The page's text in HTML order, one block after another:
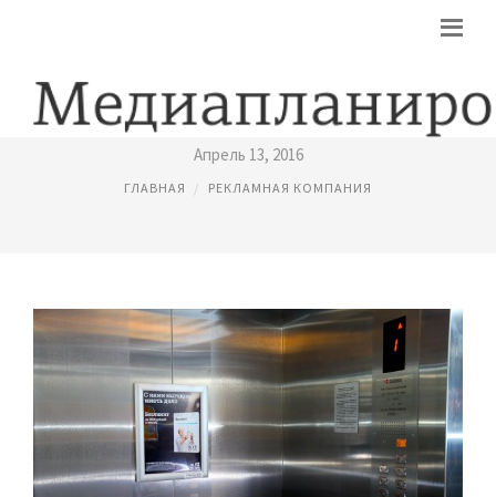
РЕКЛАМНЫХ КОМПАНИЙ В ЛИФТАХ
Апрель 13, 2016
ГЛАВНАЯ РЕКЛАМНАЯ КОМПАНИЯ